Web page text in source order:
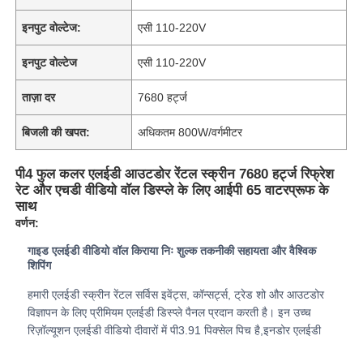
घर
उत्पादों
इनपुट वोल्टेज: एसी 110-220V
इनपुट वोल्टेज एसी 110-220V
ताज़ा दर 7680 हर्ट्ज
बिजली की खपत: अधिकतम 800W/वर्गमीटर
पी4 फुल कलर एलईडी आउटडोर रेंटल स्क्रीन 7680 हर्ट्ज रिफ्रेश
रेट और एचडी वीडियो वॉल डिस्प्ले के लिए आईपी 65 वाटरप्रूफ के
साथ
वर्णन:
गाइड एलईडी वीडियो वॉल किराया निः शुल्क तकनीकी सहायता और वैश्विक
शिपिंग
हमारी एलईडी स्क्रीन रेंटल सर्विस इवेंट्स, कॉन्सर्ट्स, ट्रेड शो और आउटडोर
विज्ञापन के लिए प्रीमियम एलईडी डिस्प्ले पैनल प्रदान करती है। इन उच्च
रिज़ॉल्यूशन एलईडी वीडियो दीवारों में पी3.91 पिक्सेल पिच है,इनडोर एलईडी